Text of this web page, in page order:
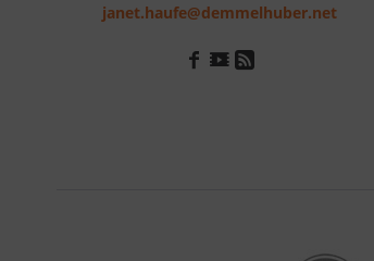
janet.haufe@demmelhuber.net